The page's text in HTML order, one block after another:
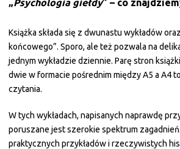
„Psychologia giełdy” – co
Książka składa się z dwunastu wykładów
końcowego”. Sporo, ale też pozwala na
jednym wykładzie dziennie. Parę stron
dwie w formacie pośrednim między A5 a A4
czytania.
W tych wykładach, napisanych naprawdę
poruszane jest szerokie spektrum
praktycznych przykładów i rzeczywistych